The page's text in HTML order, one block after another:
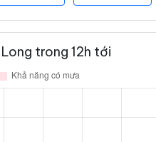
trong 12h tới